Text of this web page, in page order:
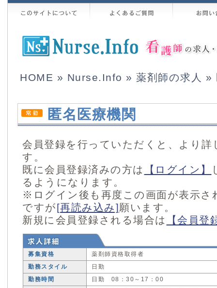
HOME » Nurse.Info » 薬剤師の求人 »
匿名医療機関
会員登録を行っていただくと、より
す。
既に会員登録済みの方は
【ログイン】
るようになります。
※ログイン後も再度この画面が表示さ
ですが[再読み込み]願います。
新規に会員登録される場合は
【会員登
募集資格
薬剤師資格取得者
勤務スタイル
日勤
勤務時間
日勤 08：30～17：00